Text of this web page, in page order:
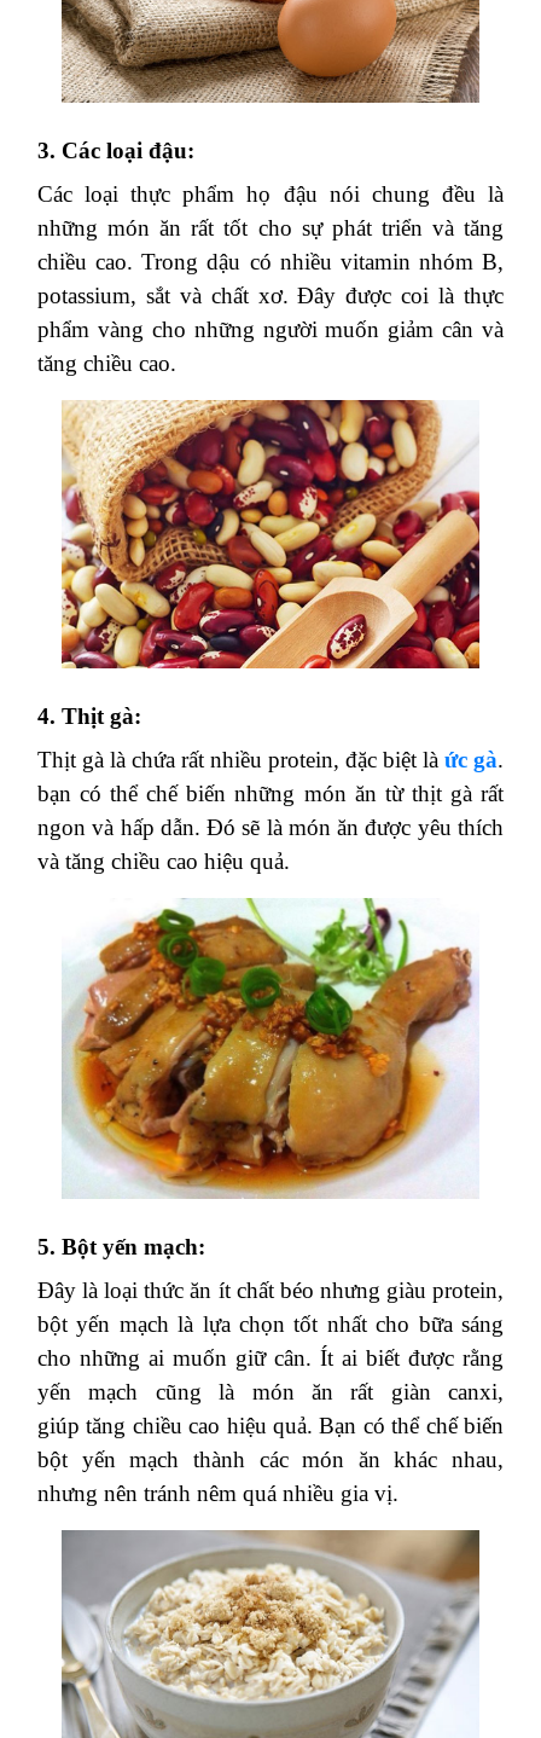
3. Các loại đậu:
Các loại thực phẩm họ đậu nói chung đều là
những món ăn rất tốt cho sự phát triển và tăng
chiều cao. Trong dậu có nhiều vitamin nhóm B,
potassium, sắt và chất xơ. Đây được coi là thực
phẩm vàng cho những người muốn giảm cân và
tăng chiều cao.
4. Thịt gà:
Thịt gà là chứa rất nhiều protein, đặc biệt là ức gà.
bạn có thể chế biến những món ăn từ thịt gà rất
ngon và hấp dẫn. Đó sẽ là món ăn được yêu thích
và tăng chiều cao hiệu quả.
5. Bột yến mạch:
Đây là loại thức ăn ít chất béo nhưng giàu protein,
bột yến mạch là lựa chọn tốt nhất cho bữa sáng
cho những ai muốn giữ cân. Ít ai biết được rằng
yến mạch cũng là món ăn rất giàn canxi,
giúp tăng chiều cao hiệu quả. Bạn có thể chế biến
bột yến mạch thành các món ăn khác nhau,
nhưng nên tránh nêm quá nhiều gia vị.